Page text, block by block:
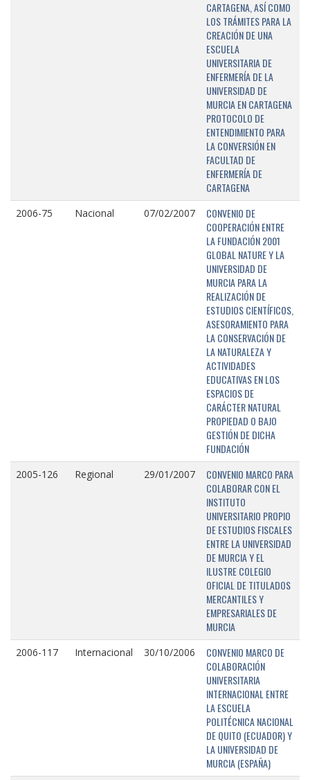
CARTAGENA, ASÍ COMO
LOS TRÁMITES PARA LA
CREACIÓN DE UNA
ESCUELA
UNIVERSITARIA DE
ENFERMERÍA DE LA
UNIVERSIDAD DE
MURCIA EN CARTAGENA
PROTOCOLO DE
ENTENDIMIENTO PARA
LA CONVERSIÓN EN
FACULTAD DE
ENFERMERÍA DE
CARTAGENA
2006-75 Nacional 07/02/2007
CONVENIO DE
COOPERACIÓN ENTRE
LA FUNDACIÓN 2001
GLOBAL NATURE Y LA
UNIVERSIDAD DE
MURCIA PARA LA
REALIZACIÓN DE
ESTUDIOS CIENTÍFICOS,
ASESORAMIENTO PARA
LA CONSERVACIÓN DE
LA NATURALEZA Y
ACTIVIDADES
EDUCATIVAS EN LOS
ESPACIOS DE
CARÁCTER NATURAL
PROPIEDAD O BAJO
GESTIÓN DE DICHA
FUNDACIÓN
2005-126 Regional 29/01/2007
CONVENIO MARCO PARA
COLABORAR CON EL
INSTITUTO
UNIVERSITARIO PROPIO
DE ESTUDIOS FISCALES
ENTRE LA UNIVERSIDAD
DE MURCIA Y EL
ILUSTRE COLEGIO
OFICIAL DE TITULADOS
MERCANTILES Y
EMPRESARIALES DE
MURCIA
2006-117 Internacional 30/10/2006
CONVENIO MARCO DE
COLABORACIÓN
UNIVERSITARIA
INTERNACIONAL ENTRE
LA ESCUELA
POLITÉCNICA NACIONAL
DE QUITO (ECUADOR) Y
LA UNIVERSIDAD DE
MURCIA (ESPAÑA)